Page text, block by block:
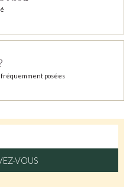
fréquemment posées
VOUS